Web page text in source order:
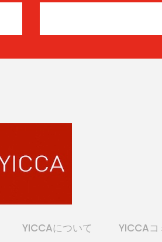
YICCAについて YICCA